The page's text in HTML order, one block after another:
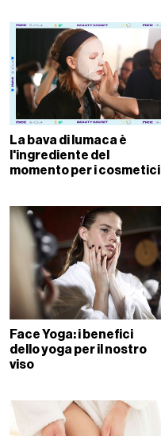
La bava di lumaca è
l'ingrediente del
momento per i cosmetici
Face Yoga: i benefici
dello yoga per il nostro
viso